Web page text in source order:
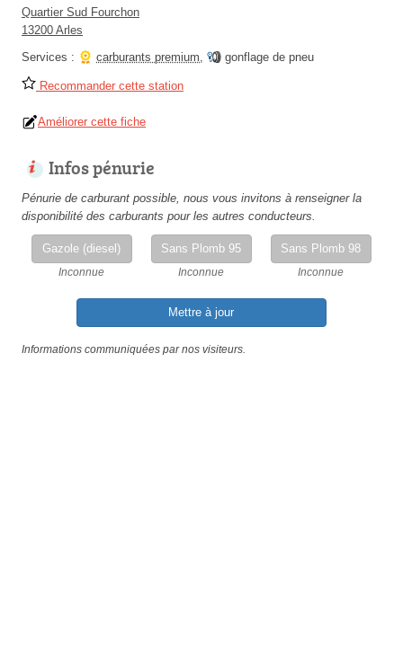
Quartier Sud Fourchon
13200 Arles
Services :
carburants premium, gonflage de pneu
Recommander cette station
Améliorer cette fiche
Infos pénurie
Pénurie de carburant possible, nous vous invitons à renseigner la
disponibilité des carburants pour les autres conducteurs.
Gazole (diesel)
Inconnue
Sans Plomb 95
Inconnue
Sans Plomb 98
Inconnue
Mettre à jour
Informations communiquées par nos visiteurs.